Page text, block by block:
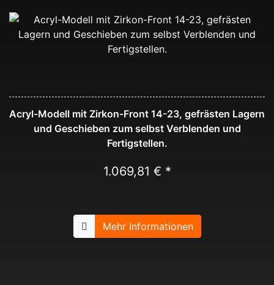
Acryl-Modell mit Zirkon-Front 14-23, gefrästen Lagern
und Geschieben zum selbst Verblenden und
Fertigstellen.
1.069,81 € *
Mehr Informationen